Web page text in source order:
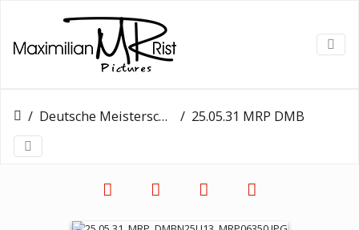
Deutsche Meisterschaften U13 25.05.31 MRP DMBN25U13 MRP06350